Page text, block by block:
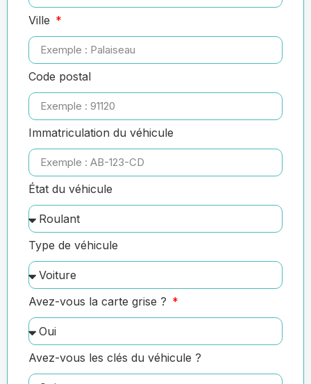
Ville
Code postal
Immatriculation du véhicule
État du véhicule
Type de véhicule
Avez-vous la carte grise ?
Avez-vous les clés du véhicule ?